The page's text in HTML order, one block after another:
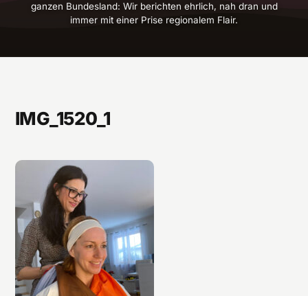
ganzen Bundesland: Wir berichten ehrlich, nah dran und
immer mit einer Prise regionalem Flair.
IMG_1520_1